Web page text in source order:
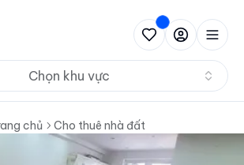
Chọn khu vực
chủ Cho thuê nhà đất